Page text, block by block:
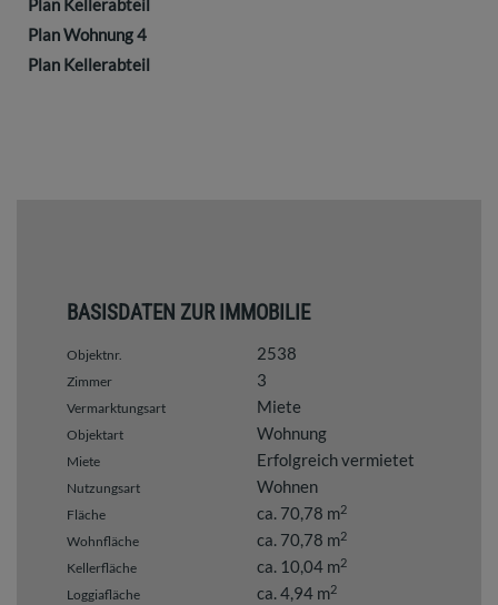
Plan Kellerabteil
Plan Wohnung 4
Plan Kellerabteil
BASISDATEN ZUR IMMOBILIE
Objektnr. 2538
Zimmer 3
Vermarktungsart Miete
Objektart Wohnung
Miete Erfolgreich vermietet
Nutzungsart Wohnen
Fläche ca. 70,78 m2
Wohnfläche ca. 70,78 m2
Kellerfläche ca. 10,04 m2
Loggiafläche ca. 4,94 m2